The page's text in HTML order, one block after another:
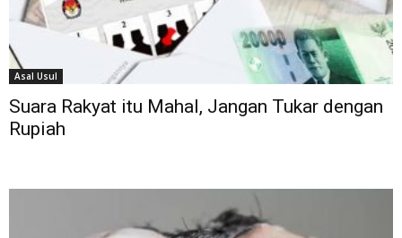
Asal Usul
Suara Rakyat itu Mahal, Jangan Tukar dengan
Rupiah